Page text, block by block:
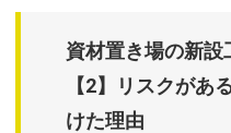
資材置き場の新設
【2】リスクがあ
けた理由